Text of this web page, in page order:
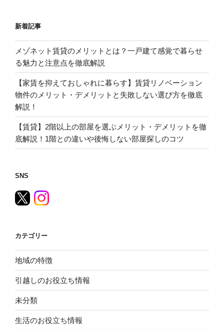
新着記事
メゾネット賃貸のメリットとは？一戸建て感覚で暮らせ
る魅力と注意点を徹底解説
【家賃を抑えておしゃれに暮らす】賃貸リノベーション
物件のメリット・デメリットと失敗しない選び方を徹底
解説！
【賃貸】2階以上の部屋を選ぶメリット・デメリットを徹
底解説！1階との違いや後悔しない部屋探しのコツ
SNS
カテゴリー
地域の特徴
引越しのお役立ち情報
未分類
生活のお役立ち情報